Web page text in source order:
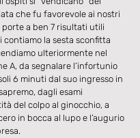
che fu favorevole ai nostri
porte a ben 7 risultati utili
contiamo la sesta sconfitta
ulteriormente nel
A, da segnalare l’infortunio
6 minuti dal suo ingresso in
dagli esami
del colpo al ginocchio, a
in bocca al lupo e l’augurio